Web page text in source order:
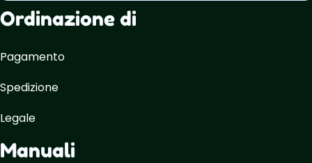
Ordinazione di
Pagamento
Spedizione
Legale
Manuali